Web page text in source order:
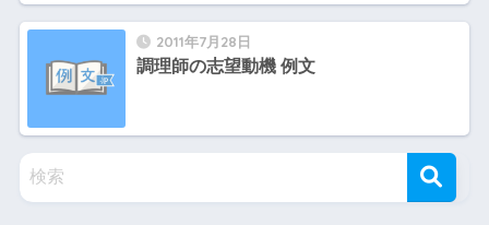
2011年7月28日
調理師の志望動機 例文